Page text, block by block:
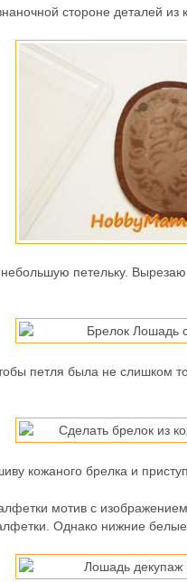
стороне деталей
петельку.
петля была не слишком
кожаного брелка и
мотив с
Однако нижние